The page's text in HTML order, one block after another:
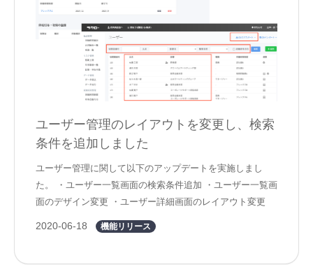
ユーザー管理のレイアウトを変更し、検索
条件を追加しました
ユーザー管理に関して以下のアップデートを実施しまし
た。 ・ユーザー一覧画面の検索条件追加 ・ユーザー一覧画
面のデザイン変更 ・ユーザー詳細画面のレイアウト変更
2020-06-18 機能リリース